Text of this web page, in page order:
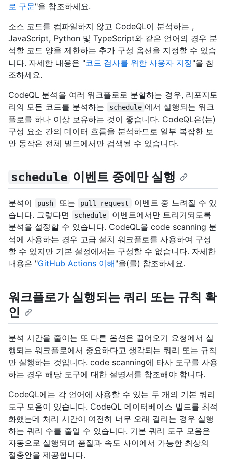
로 구문"을 참조하세요.
소스 코드를 컴파일하지 않고 CodeQL이 분석하는 ,
JavaScript, Python 및 TypeScript와 같은 언어의 경우 분
석할 코드 양을 제한하는 추가 구성 옵션을 지정할 수 있습
니다. 자세한 내용은 "코드 검사를 위한 사용자 지정"을 참
조하세요.
CodeQL 분석을 여러 워크플로로 분할하는 경우, 리포지토
리의 모든 코드를 분석하는
schedule 에서 실행되는 워크
플로를 하나 이상 보유하는 것이 좋습니다. CodeQL은(는)
구성 요소 간의 데이터 흐름을 분석하므로 일부 복잡한 보
안 동작은 전체 빌드에서만 검색될 수 있습니다.
schedule 이벤트 중에만 실행
분석이 push 또는 pull_request
이벤트 중 느려질 수 있
습니다. 그렇다면
schedule
이벤트에서만 트리거되도록
분석을 설정할 수 있습니다. CodeQL을 code scanning 분
석에 사용하는 경우 고급 설치 워크플로를 사용하여 구성
할 수 있지만 기본 설정에서는 구성할 수 없습니다. 자세한
내용은 "GitHub Actions 이해"을(를) 참조하세요.
워크플로가 실행되는 쿼리 또는 규칙 확
인
분석 시간을 줄이는 또 다른 옵션은 끌어오기 요청에서 실
행되는 워크플로에서 중요하다고 생각되는 쿼리 또는 규칙
만 실행하는 것입니다. code scanning에 타사 도구를 사용
하는 경우 해당 도구에 대한 설명서를 참조해야 합니다.
CodeQL에는 각 언어에 사용할 수 있는 두 개의 기본 쿼리
도구 모음이 있습니다. CodeQL 데이터베이스 빌드를 최적
화했는데 처리 시간이 여전히 너무 오래 걸리는 경우 실행
하는 쿼리 수를 줄일 수 있습니다. 기본 쿼리 도구 모음은
자동으로 실행되며 품질과 속도 사이에서 가능한 최상의
절충안을 제공합니다.